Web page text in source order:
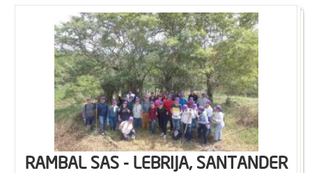
RAMBAL SAS - LEBRIJA, SANTANDER